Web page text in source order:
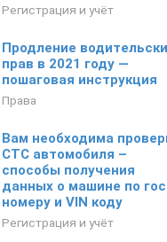
Регистрация и учёт
Продление
прав в 2021 году —
пошаговая инструкция
Права
Вам необходима
СТС автомобиля –
способы получения
данных о машине по гос
номеру и VIN коду
Регистрация и учёт